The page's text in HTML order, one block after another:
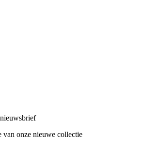
van onze nieuwe collectie